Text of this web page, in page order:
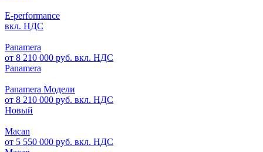
E-performance
вкл. НДС
Panamera
от 8 210 000 руб. вкл. НДС
Panamera
Panamera Модели
от 8 210 000 руб. вкл. НДС
Новый
Macan
от 5 550 000 руб. вкл. НДС